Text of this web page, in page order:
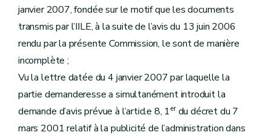
janvier 2007, fondée sur le motif que les documents
transmis par l’IILE, à la suite de l’avis du 13 juin 2006
rendu par la présente Commission, le sont de manière
incomplète ;
Vu la lettre datée du 4 janvier 2007 par laquelle la
partie demanderesse a simultanément introduit la
demande d’avis prévue à l’article 8, 1erdu décret du 7
mars 2001 relatif à la publicité de l’administration dans